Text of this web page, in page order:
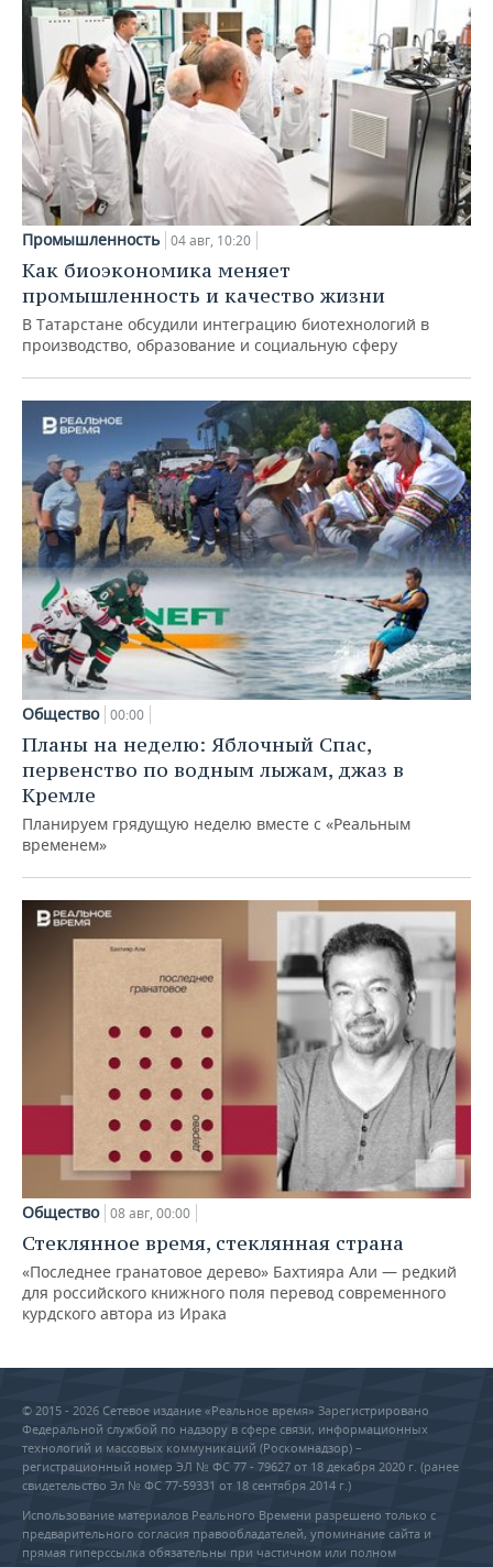
Промышленность 04 авг, 10:20
Как биоэкономика меняет
промышленность и качество жизни
В Татарстане обсудили интеграцию биотехнологий в
производство, образование и социальную сферу
Общество 00:00
Планы на неделю: Яблочный Спас,
первенство по водным лыжам, джаз в
Кремле
Планируем грядущую неделю вместе с «Реальным
временем»
Общество 08 авг, 00:00
Стеклянное время, стеклянная страна
«Последнее гранатовое дерево» Бахтияра Али — редкий
для российского книжного поля перевод современного
курдского автора из Ирака
© 2015 - 2026 Сетевое издание «Реальное время» Зарегистрировано
Федеральной службой по надзору в сфере связи, информационных
технологий и массовых коммуникаций (Роскомнадзор) –
регистрационный номер ЭЛ № ФС 77 - 79627 от 18 декабря 2020 г. (ранее
свидетельство Эл № ФС 77-59331 от 18 сентября 2014 г.)
Использование материалов Реального Времени разрешено только с
предварительного согласия правообладателей, упоминание сайта и
прямая гиперссылка обязательны при частичном или полном